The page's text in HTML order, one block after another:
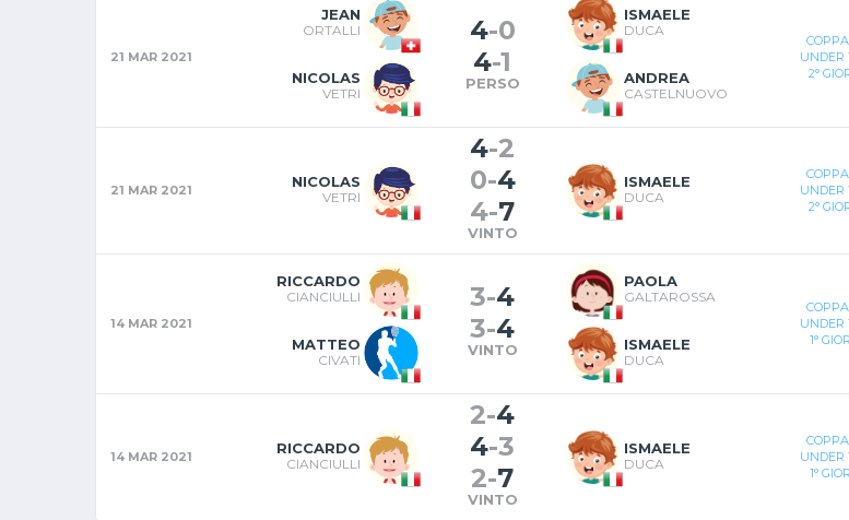
21 MAR 2021
JEAN
ORTALLI
NICOLAS
VETRI
4-0
4-1
PERSO
ISMAELE
DUCA
ANDREA
CASTELNUOVO
UNDER
2°
21 MAR 2021 NICOLAS
VETRI
4-2
0-4
4-7
VINTO
ISMAELE
DUCA
UNDER
2°
14 MAR 2021
RICCARDO
CIANCIULLI
MATTEO
CIVATI
3-4
3-4
VINTO
PAOLA
GALTAROSSA
ISMAELE
DUCA
UNDER
1°
14 MAR 2021 RICCARDO
CIANCIULLI
2-4
4-3
2-7
VINTO
ISMAELE
DUCA
UNDER
1°